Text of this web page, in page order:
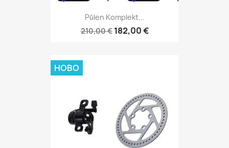
Pŭlen Komplekt...
210,00 € 182,00 €
НОВО